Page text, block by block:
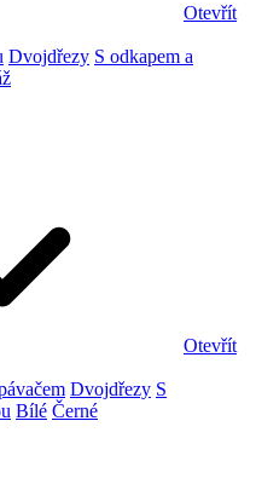
Otevřít
Dvojdřezy S odkapem a
Otevřít
Dvojdřezy S
Bílé Černé